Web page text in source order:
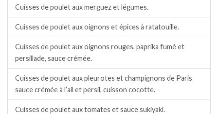
Cuisses de poulet aux merguez et légumes.
Cuisses de poulet aux oignons et épices à ratatouille.
Cuisses de poulet aux oignons rouges, paprika fumé et
persillade, sauce crémée.
Cuisses de poulet aux pleurotes et champignons de Paris
sauce crémée à l’ail et persil, cuisson cocotte.
Cuisses de poulet aux tomates et sauce sukiyaki.